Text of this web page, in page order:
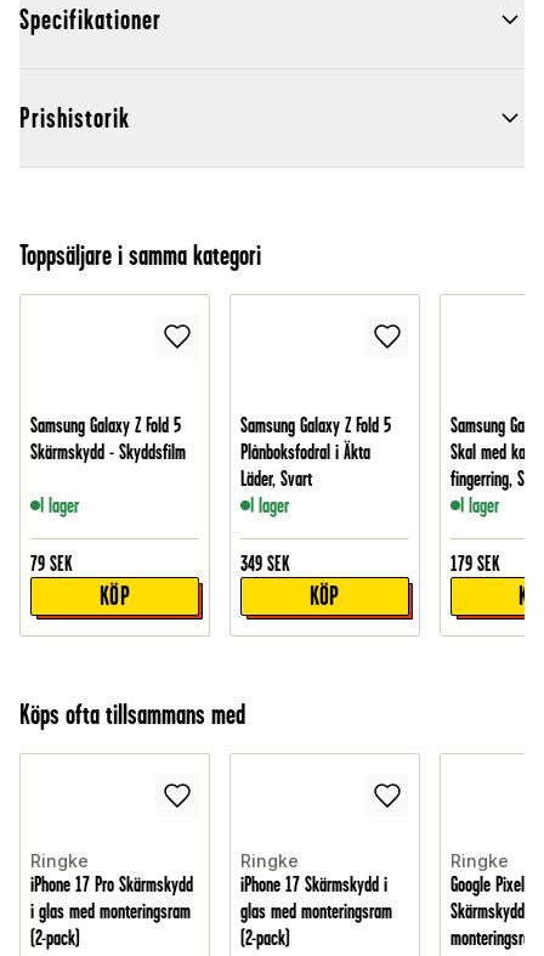
Specifikationer
Prishistorik
Toppsäljare i samma kategori
Samsung Galaxy Z Fold 5
Skärmskydd - Skyddsfilm
I lager
79 SEK
KÖP
Samsung Galaxy Z Fold 5
Plånboksfodral i Äkta
Läder, Svart
I lager
349 SEK
KÖP
Samsung
Skal med
fingerring,
I lager
179 SEK
Köps ofta tillsammans med
Ringke
iPhone 17 Pro Skärmskydd
i glas med monteringsram
(2-pack)
Ringke
iPhone 17 Skärmskydd i
glas med monteringsram
(2-pack)
Ringke
Google Pixel
Skärmskydd i